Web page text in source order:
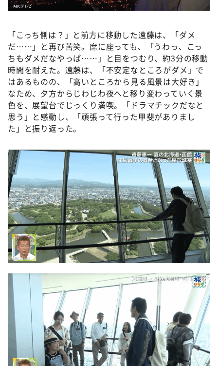
「こっち側は？」と前方に移動した遠藤は、「ダメ
だ……」と再び苦笑。席に座っても、「うわっ、こっ
ちもダメだなやっぱ……」と目をつむり、約3分の移動
時間を耐えた。遠藤は、「不安定なところがダメ」で
はあるものの、「高いところから見る風景は大好き」
なため、夕方からじわじわ夜へと移り変わっていく景
色を、展望台でじっくり満喫。「ドラマチックだなと
思う」と感動し、「頑張って行った甲斐がありまし
た」と振り返った。